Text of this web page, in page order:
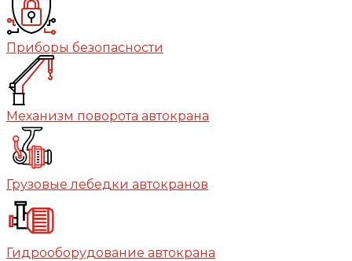
Приборы безопасности
Механизм поворота автокрана
Грузовые лебедки автокранов
Гидрооборудование автокрана